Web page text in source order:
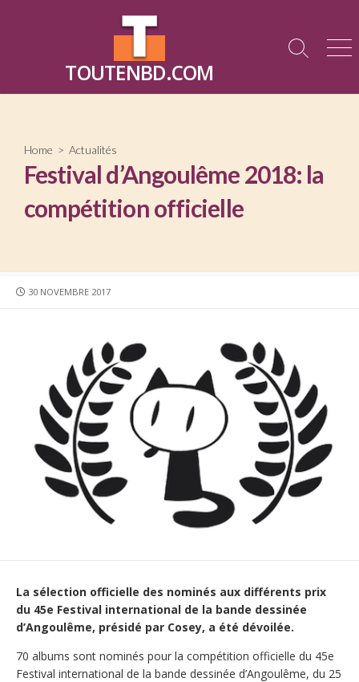
TOUTENBD.COM
Search
Home > Actualités
Festival d’Angoulême 2018: la
compétition officielle
PUBLISHED
30 NOVEMBRE 2017
La sélection officielle des nominés aux différents prix
du 45e Festival international de la bande dessinée
d’Angoulême, présidé par Cosey, a été dévoilée.
70 albums sont nominés pour la compétition officielle du 45e
Festival international de la bande dessinée d’Angoulême, du 25